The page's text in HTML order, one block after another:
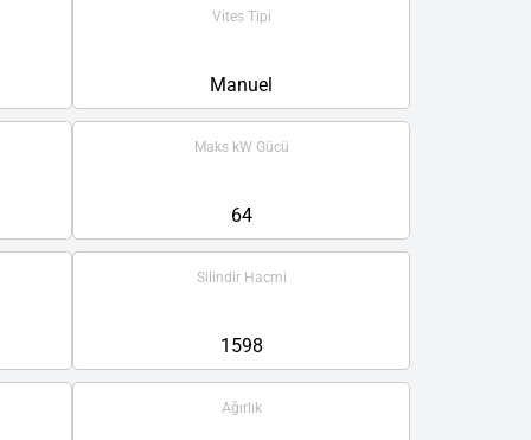
Vites Tipi
Manuel
Maks kW Gücü
64
Silindir Hacmi
1598
Ağırlık